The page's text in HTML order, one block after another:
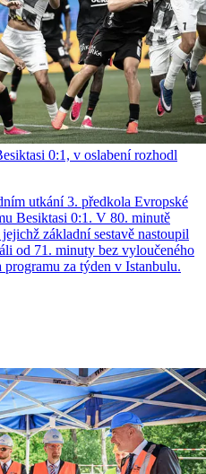
0:1, v oslabení rozhodl
utkání 3. předkola Evropské
Besiktasi 0:1. V 80. minutě
základní sestavě nastoupil
od 71. minuty bez vyloučeného
za týden v Istanbulu.